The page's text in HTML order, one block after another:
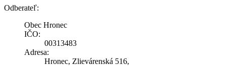
Odberateľ:
Obec Hronec
IČO:
00313483
Adresa:
Hronec, Zlievárenská 516,